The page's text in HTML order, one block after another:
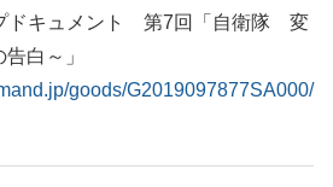
ドキュメント 第7回「自衛隊 変
白～」
goods/G2019097877SA000/